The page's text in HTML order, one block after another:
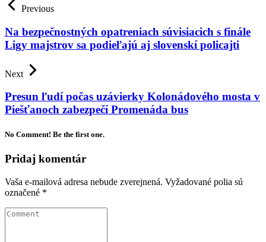
Previous
Na bezpečnostných opatreniach súvisiacich s finále
Ligy majstrov sa podieľajú aj slovenskí policajti
Next
Presun ľudí počas uzávierky Kolonádového mosta v
Piešťanoch zabezpečí Promenáda bus
No Comment! Be the first one.
Pridaj komentár
Vaša e-mailová adresa nebude zverejnená. Vyžadované polia sú
označené *